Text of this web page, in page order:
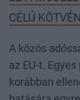
CÉLÚ
A közös
az EU-t.
korábban